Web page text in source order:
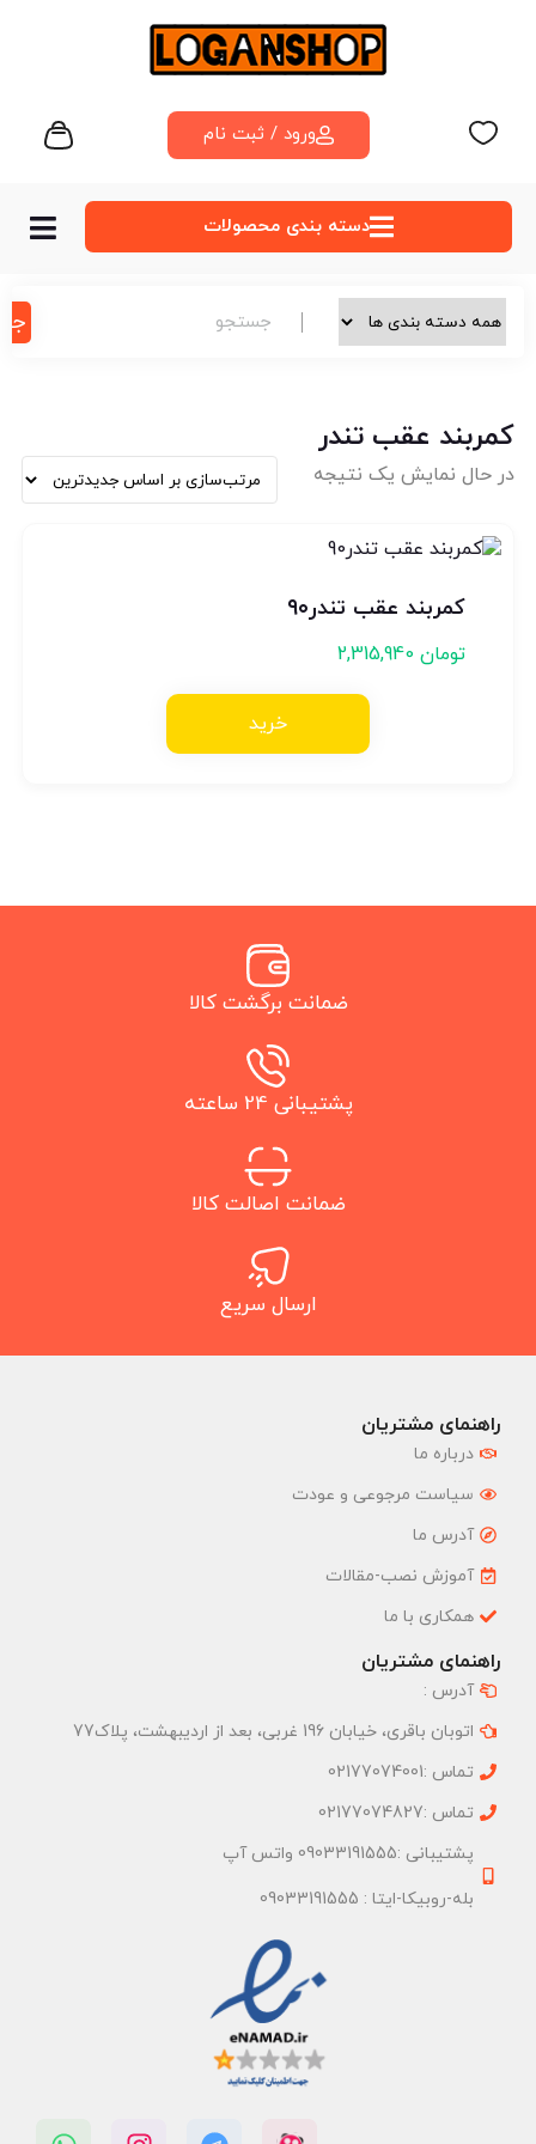
ورود / ثبت نام
دسته‌ بندی محصولات
کمربند عقب تندر
در حال نمایش یک نتیجه
کمربند عقب تندر۹۰
تومان2,315,940
خرید
ضمانت برگشت کالا
پشتیبانی 24 ساعته
ضمانت اصالت کالا
ارسال سریع
راهنمای مشتریان
درباره ما
سیاست مرجوعی و عودت
آدرس ما
آموزش نصب-مقالات
همکاری با ما
راهنمای مشتریان
آدرس :
اتوبان باقری، خیابان 196 غربی، بعد از اردیبهشت، پلاک77
تماس :02177074001
تماس :02177074827
پشتیبانی :09033191555 واتس آپ
بله-روبیکا-ایتا : 09033191555